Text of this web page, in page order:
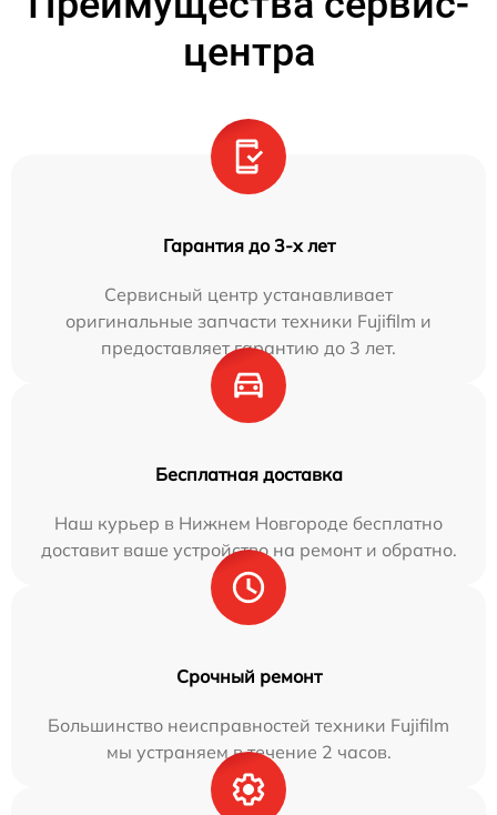
центра
Гарантия до 3-х лет
Сервисный центр устанавливает
оригинальные запчасти техники Fujifilm и
предоставляет гарантию до 3 лет.
Бесплатная доставка
Наш курьер в Нижнем Новгороде бесплатно
доставит ваше устройство на ремонт и обратно.
Срочный ремонт
Большинство неисправностей техники Fujifilm
мы устраняем в течение 2 часов.